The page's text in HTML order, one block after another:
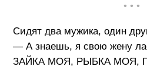
• • •
Сидят два мужика, один
— А знаешь, я свою жену
ЗАЙКА МОЯ, РЫБКА МОЯ,